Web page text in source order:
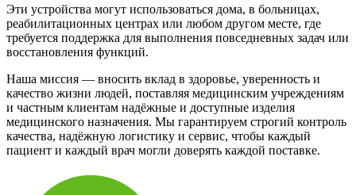
Эти устройства могут использоваться дома, в больницах,
реабилитационных центрах или любом другом месте, где
требуется поддержка для выполнения повседневных задач или
восстановления функций.
Наша миссия — вносить вклад в здоровье, уверенность и
качество жизни людей, поставляя медицинским учреждениям
и частным клиентам надёжные и доступные изделия
медицинского назначения. Мы гарантируем строгий контроль
качества, надёжную логистику и сервис, чтобы каждый
пациент и каждый врач могли доверять каждой поставке.